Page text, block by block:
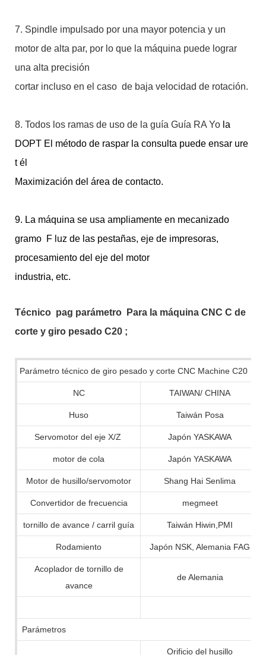
7. Spindle impulsado por una mayor potencia y un
motor de alta par, por lo que la máquina puede lograr
una alta precisión
cortar incluso en el caso de baja velocidad de rotación.
8. Todos los ramas de uso de la guía Guía RA Yo la
DOPT El método de raspar la consulta puede ensar ure
tél
Maximización del área de contacto.
9. La máquina se usa ampliamente en mecanizado
gramo F luz de las pestañas, eje de impresoras,
procesamiento del eje del motor
industria, etc.
Técnico pag parámetro
Para la máquina CNC C de
corte y giro pesado C20 ;
Parámetro técnico de giro pesado y corte CNC Machine C20
NC TAIWAN/ CHINA
Huso Taiwán Posa
Servomotor del eje X/Z Japón YASKAWA
motor de cola Japón YASKAWA
Motor de husillo/servomotor Shang Hai Senlima
Convertidor de frecuencia megmeet
tornillo de avance / carril guía Taiwán Hiwin,PMI
Rodamiento Japón NSK, Alemania FAG
Acoplador de tornillo de
avance
de Alemania
Parámetros
Orificio del husillo